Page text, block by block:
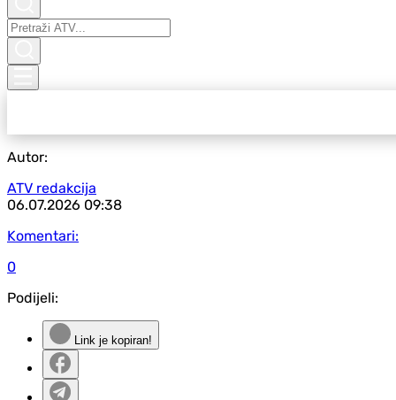
Autor:
ATV redakcija
06.07.2026 09:38
Komentari:
0
Podijeli:
Link je kopiran!